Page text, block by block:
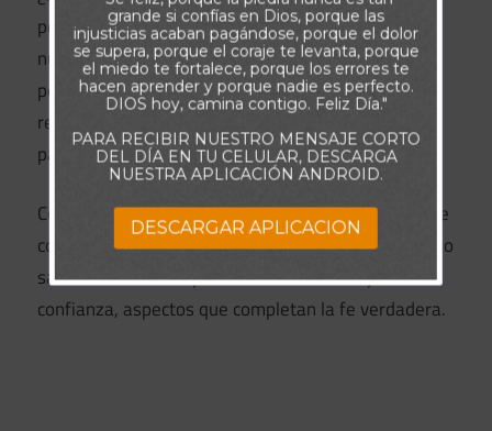
podíamos salvarnos a nosotros mismos. Aun
nuestras mejores obras están manchadas por el
pecado. Pero cuando confiamos en la obra
redentora de Cristo, somos perdonados y hechos
parte de la familia de Dios.
Comprender estas verdades es esencial para una fe
correcta. Sin embargo, el conocimiento por sí solo no
salva. Debe ir acompañado de convicción y
confianza, aspectos que completan la fe verdadera.
grande si confías en Dios, porque las
injusticias acaban pagándose, porque el dolor
se supera, porque el coraje te levanta, porque
el miedo te fortalece, porque los errores te
hacen aprender y porque nadie es perfecto.
DIOS hoy, camina contigo. Feliz Día."
PARA RECIBIR NUESTRO MENSAJE CORTO
DEL DÍA EN TU CELULAR, DESCARGA
NUESTRA APLICACIÓN ANDROID.
DESCARGAR APLICACION